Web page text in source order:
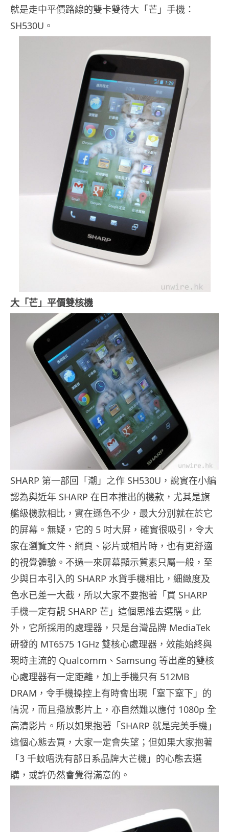
就是走中平價路線的雙卡雙待大「芒」手機：
SH530U。
大「芒」平價雙核機
SHARP 第一部回「潮」之作 SH530U，說實在小編
認為與近年 SHARP 在日本推出的機款，尤其是旗
艦級機款相比，實在遜色不少，最大分別就在於它
的屏幕。無疑，它的 5 吋大屏，確實很吸引，令大
家在瀏覽文件、網頁、影片或相片時，也有更舒適
的視覺體驗。不過一來屏幕顯示質素只屬一般，至
少與日本引入的 SHARP 水貨手機相比，細緻度及
色水已差一大截，所以大家不要抱著「買 SHARP
手機一定有靚 SHARP 芒」這個思維去選購。此
外，它所採用的處理器，只是台灣品牌 MediaTek
研發的 MT6575 1GHz 雙核心處理器，效能始終與
現時主流的 Qualcomm、Samsung 等出產的雙核
心處理器有一定距離，加上手機只有 512MB
DRAM，令手機操控上有時會出現「窒下窒下」的
情況，而且播放影片上，亦自然難以應付 1080p 全
高清影片。所以如果抱著「SHARP 就是完美手機」
這個心態去買，大家一定會失望；但如果大家抱著
「3 千蚊唔洗有部日系品牌大芒機」的心態去選
購，或許仍然會覺得滿意的。